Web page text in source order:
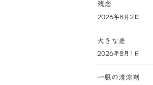
残念
2026年8月2日
大きな差
2026年8月1日
一服の清涼剤